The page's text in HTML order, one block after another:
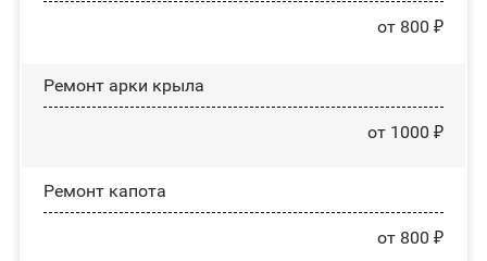
от 800 ₽
Ремонт арки крыла
от 1000 ₽
Ремонт капота
от 800 ₽